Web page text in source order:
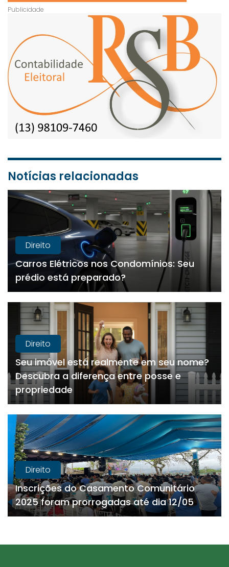
Notícias relacionadas
Direito
Carros Elétricos nos Condomínios: Seu
prédio está preparado?
Direito
Seu imóvel está realmente em seu nome?
Descubra a diferença entre posse e
propriedade
Direito
Inscrições do Casamento Comunitário
2025 foram prorrogadas até dia 12/05